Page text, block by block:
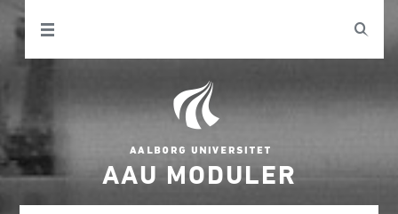
AAU MODULER